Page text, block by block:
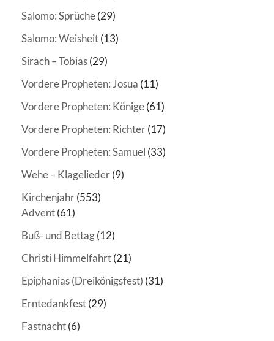
Salomo: Sprüche(29)
Salomo: Weisheit(13)
Sirach – Tobias(29)
Vordere Propheten: Josua (11)
Vordere Propheten: Könige(61)
Vordere Propheten: Richter(17)
Vordere Propheten: Samuel (33)
Wehe – Klagelieder(9)
Kirchenjahr(553)
Advent(61)
Buß- und Bettag(12)
Christi Himmelfahrt(21)
Epiphanias (Dreikönigsfest) (31)
Erntedankfest(29)
Fastnacht(6)